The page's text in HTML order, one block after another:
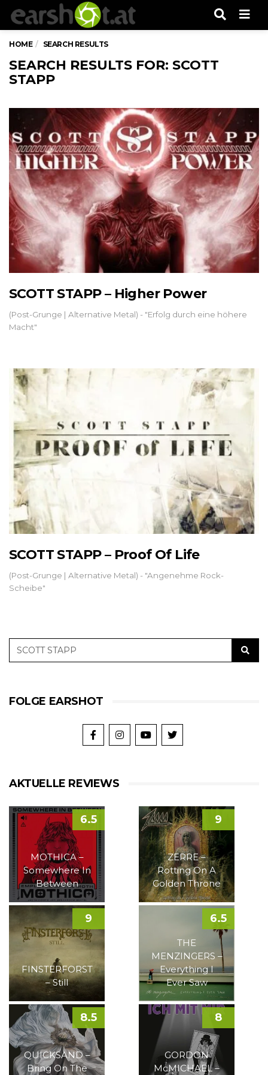
HOME SEARCH RESULTS
SEARCH RESULTS FOR: SCOTT
STAPP
SCOTT STAPP – Higher Power
(Post-Grunge | Alternative Metal) - "Erfolg durch eine höhere
Macht"
SCOTT STAPP – Proof Of Life
(Post-Grunge | Alternative Metal) - "Angenehme Rock-
Scheibe"
FOLGE EARSHOT
AKTUELLE REVIEWS
MOTHICA –
Somewhere In
Between
6.5
ZERRE –
Rotting On A
Golden Throne
9
FINSTERFORST
– Still
9
THE
MENZINGERS –
Everything I
Ever Saw
6.5
QUICKSAND –
Bring On The
8.5
GORDON
McMICHAEL –
8